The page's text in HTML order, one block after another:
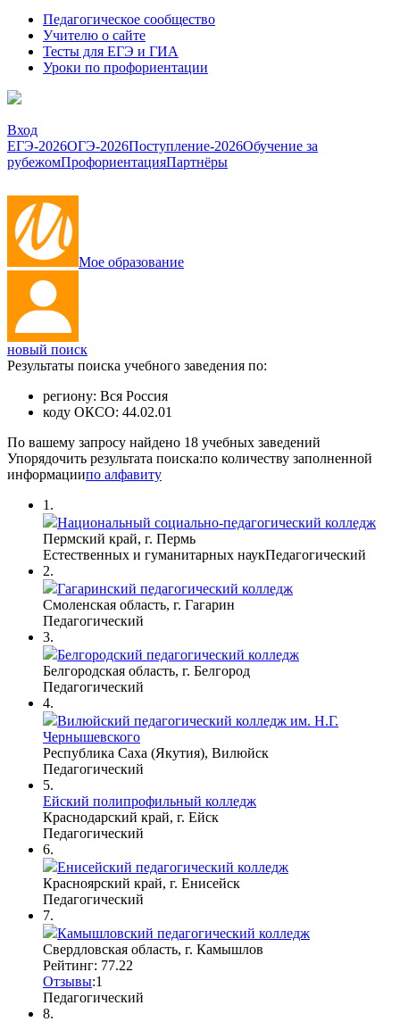
Педагогическое сообщество
Учителю о сайте
Тесты для ЕГЭ и ГИА
Уроки по профориентации
Вход
ЕГЭ-2026ОГЭ-2026Поступление-2026Обучение за
рубежомПрофориентацияПартнёры
Мое образование
новый поиск
Результаты поиска учебного заведения по:
региону: Вся Россия
коду ОКСО: 44.02.01
По вашему запросу найдено 18 учебных заведений
Упорядочить результата поиска:по количеству заполненной
информациипо алфавиту
1.
Национальный социально-педагогический колледж
Пермский край, г. Пермь
Естественных и гуманитарных наукПедагогический
2.
Гагаринский педагогический колледж
Смоленская область, г. Гагарин
Педагогический
3.
Белгородский педагогический колледж
Белгородская область, г. Белгород
Педагогический
4.
Вилюйский педагогический колледж им. Н.Г.
Чернышевского
Республика Саха (Якутия), Вилюйск
Педагогический
5.
Ейский полипрофильный колледж
Краснодарский край, г. Ейск
Педагогический
6.
Енисейский педагогический колледж
Красноярский край, г. Енисейск
Педагогический
7.
Камышловский педагогический колледж
Свердловская область, г. Камышлов
Рейтинг: 77.22
Отзывы:1
Педагогический
8.